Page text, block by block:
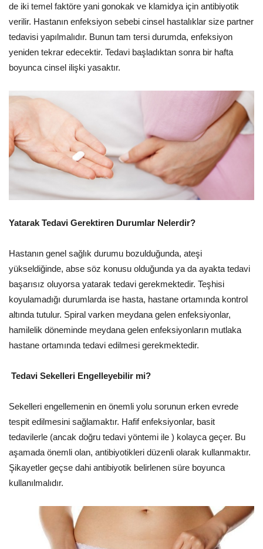
de iki temel faktöre yani gonokak ve klamidya için antibiyotik
verilir. Hastanın enfeksiyon sebebi cinsel hastalıklar size partner
tedavisi yapılmalıdır. Bunun tam tersi durumda, enfeksiyon
yeniden tekrar edecektir. Tedavi başladıktan sonra bir hafta
boyunca cinsel ilişki yasaktır.
Yatarak Tedavi Gerektiren Durumlar Nelerdir?
Hastanın genel sağlık durumu bozulduğunda, ateşi
yükseldiğinde, abse söz konusu olduğunda ya da ayakta tedavi
başarısız oluyorsa yatarak tedavi gerekmektedir. Teşhisi
koyulamadığı durumlarda ise hasta, hastane ortamında kontrol
altında tutulur. Spiral varken meydana gelen enfeksiyonlar,
hamilelik döneminde meydana gelen enfeksiyonların mutlaka
hastane ortamında tedavi edilmesi gerekmektedir.
Tedavi Sekelleri Engelleyebilir mi?
Sekelleri engellemenin en önemli yolu sorunun erken evrede
tespit edilmesini sağlamaktır. Hafif enfeksiyonlar, basit
tedavilerle (ancak doğru tedavi yöntemi ile ) kolayca geçer. Bu
aşamada önemli olan, antibiyotikleri düzenli olarak kullanmaktır.
Şikayetler geçse dahi antibiyotik belirlenen süre boyunca
kullanılmalıdır.